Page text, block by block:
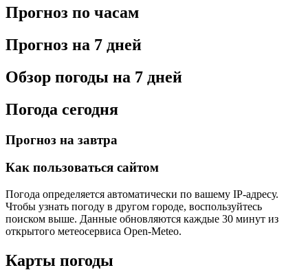
Прогноз по часам
Прогноз на 7 дней
Обзор погоды на 7 дней
Погода сегодня
Прогноз на завтра
Как пользоваться сайтом
Погода определяется автоматически по вашему IP-адресу.
Чтобы узнать погоду в другом городе, воспользуйтесь
поиском выше. Данные обновляются каждые 30 минут из
открытого метеосервиса Open-Meteo.
Карты погоды